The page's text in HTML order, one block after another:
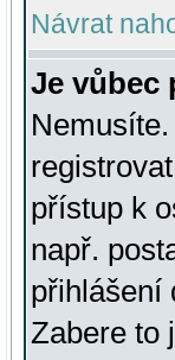
Návrat
Je vůbec
přístup k
např.
přihlášení
Zabere to